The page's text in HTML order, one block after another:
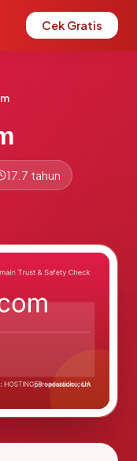
Cek Gratis
17.7 tahun